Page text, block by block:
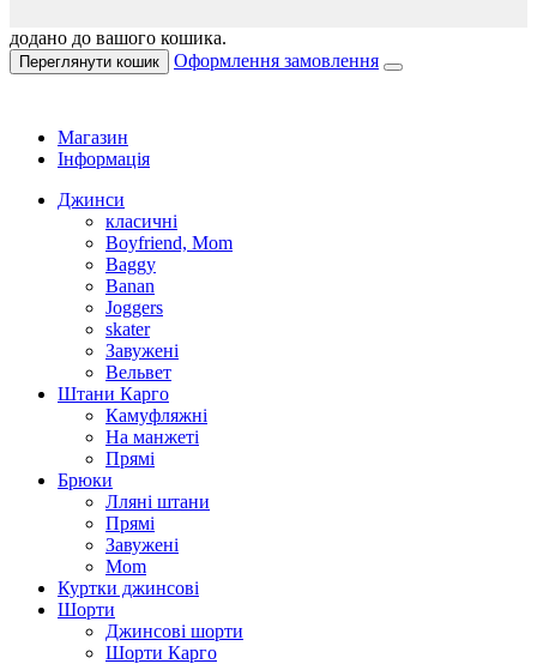
додано до вашого кошика.
Переглянути кошик Оформлення замовлення
Магазин
Інформація
Джинси
класичні
Boyfriend, Mom
Baggy
Banan
Joggers
skater
Завужені
Вельвет
Штани Карго
Камуфляжні
На манжеті
Прямі
Брюки
Лляні штани
Прямі
Завужені
Mom
Куртки джинсові
Шорти
Джинсові шорти
Шорти Карго